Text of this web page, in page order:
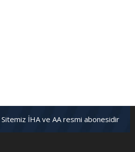
Sitemiz İHA ve AA resmi abonesidir